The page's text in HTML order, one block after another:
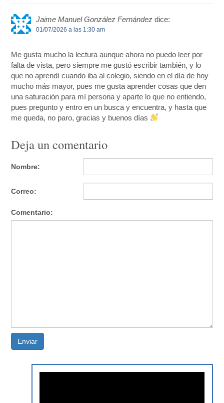
Jaime Manuel González Fernández dice:
01/07/2026 a las 1:30 am
Me gusta mucho la lectura aunque ahora no puedo leer por
falta de vista, pero siempre me gustó escribir también, y lo
que no aprendí cuando iba al colegio, siendo en el día de hoy
mucho más mayor, pues me gusta aprender cosas que den
una saturación para mí persona y aparte lo que no entiendo,
pues pregunto y entro en un busca y encuentra, y hasta que
me queda, no paro, gracias y buenos días
Deja un comentario
Nombre:
Correo:
Comentario:
Enviar